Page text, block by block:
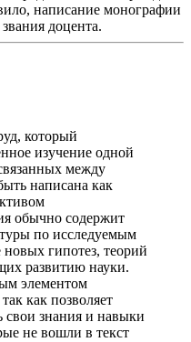
написание монографии
доцента.
который
изучение одной
между
написана как
обычно содержит
по исследуемым
гипотез, теорий
развитию науки.
элементом
как позволяет
свои знания и навыки
не вошли в текст